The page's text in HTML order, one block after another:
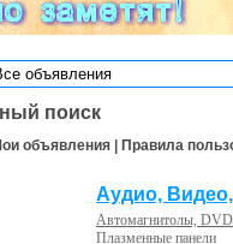
поиск
объявления | Правила
Аудио,
Автомагнитолы, DVD
Плазменные панели